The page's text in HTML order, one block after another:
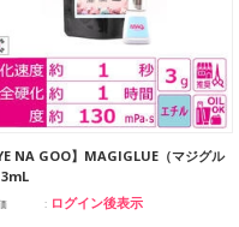
NA GOO】MAGIGLUE（マジグル
ログイン後表示